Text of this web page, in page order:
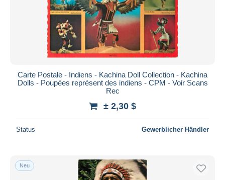
Carte Postale - Indiens - Kachina Doll Collection - Kachina
Dolls - Poupées représent des indiens - CPM - Voir Scans
Rec
± 2,30 $
Status Gewerblicher Händler
Neu